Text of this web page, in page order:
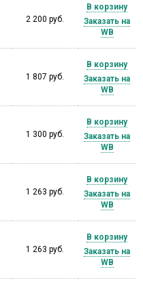
2 200 руб.
В корзину
Заказать на
WB
1 807 руб.
В корзину
Заказать на
WB
1 300 руб.
В корзину
Заказать на
WB
1 263 руб.
В корзину
Заказать на
WB
1 263 руб.
В корзину
Заказать на
WB